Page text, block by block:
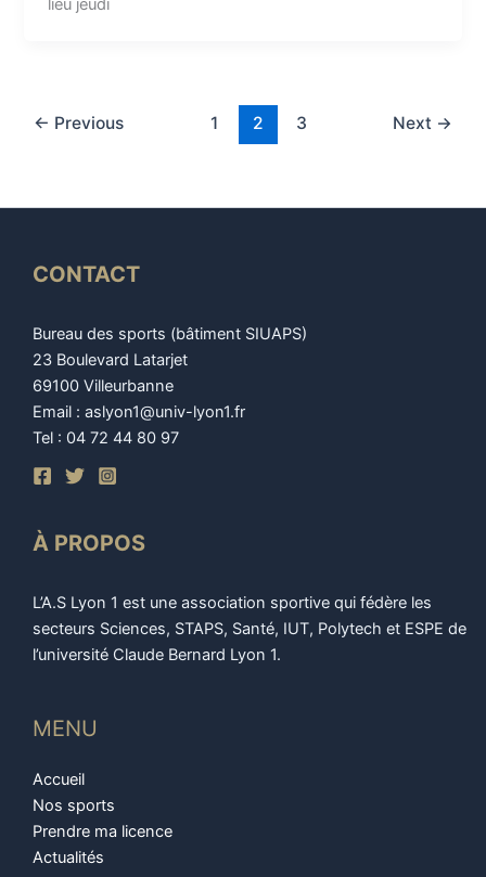
lieu jeudi
← Previous 1 2 3 Next →
CONTACT
Bureau des sports (bâtiment SIUAPS)
23 Boulevard Latarjet
69100 Villeurbanne
Email : aslyon1@univ-lyon1.fr
Tel : 04 72 44 80 97
À PROPOS
L’A.S Lyon 1 est une association sportive qui fédère les
secteurs Sciences, STAPS, Santé, IUT, Polytech et ESPE de
l’université Claude Bernard Lyon 1.
MENU
Accueil
Nos sports
Prendre ma licence
Actualités